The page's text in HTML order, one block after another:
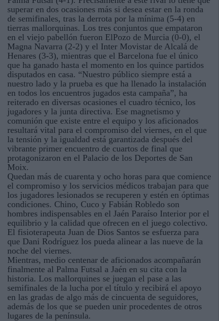
superar en dos ocasiones más si desea estar en la ronda
de semifinales, tras la derrota por la mínima (5-4) en
tierras mallorquinas. Los tres conjuntos que empataron
en el viejo pabellón fueron ElPozo de Murcia (0-0), el
Magna Navarra (2-2) y el Inter Movistar de Alcalá de
Henares (3-3), mientras que el Barcelona fue el único
que ha ganado hasta el momento en los quince partidos
disputados en casa. “Nuestro público siempre está a
nuestro lado y la prueba es que ha llenado la instalación
en todos los encuentros jugados esta campaña”, ha
reiterado en diversas ocasiones el cuadro técnico, los
jugadores y la junta directiva. Ese magnetismo y
comunión que existe entre el equipo y los aficionados
resultará vital para el compromiso del viernes, en el que
la tensión y la igualdad está garantizada después del
vibrante primer encuentro de cuartos de final que
protagonizaron en el Palacio de los Deportes de San
Moix.
Quedan más de cuarenta y ocho horas para que comience
el compromiso y los servicios médicos trabajan para que
los jugadores lesionados se recuperen y estén en óptimas
condiciones. Chino, Cuco y Fabián Robledo son
hombres indispensables en el Jaén Paraíso Interior por el
equilibrio y la calidad que ofrecen en el juego colectivo.
El fisioterapeuta Juan de Dios Santos se esfuerza para
que Dani Rodríguez los pueda alinear a las nueve de la
noche del viernes.
Mientras, medio centenar de aficionados acompañarán
finalmente al Palma Futsal a Jaén en su cita con la
historia. Los mallorquines se juegan el pase a las
semifinales de la lucha por el título y recibirá el apoyo
en las gradas de algo más de cincuenta de seguidores,
además de los que se pueden unir procedentes de otros
lugares de la península.